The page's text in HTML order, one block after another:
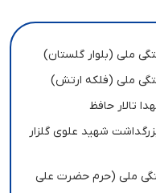
ملی (بلوار گلستان)
ملی (فلکه ارتش)
تالار حافظ
شهید علوی گلزار
ملی (حرم حضرت علی